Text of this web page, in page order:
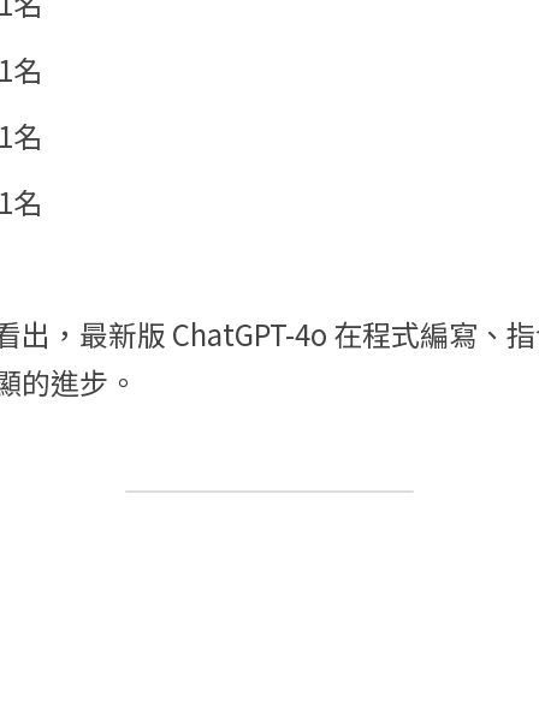
名
名
名
出，最新版 ChatGPT-4o 在程式編寫、
的進步。